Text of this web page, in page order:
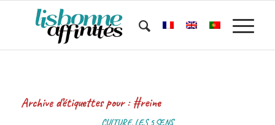
Archive d’étiquettes pour :#reine
CULTURE, LES 5 SENS